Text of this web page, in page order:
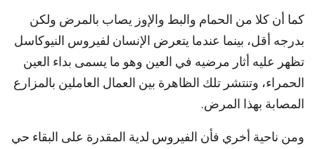
كما أن كلا من الحمام والبط والإوز يصاب بالمرض ولكن
بدرجه أقل، بينما عندما يتعرض الإنسان لفيروس النيوكاسل
تظهر عليه أثار مرضيه في العين وهو ما يسمى بداء العين
الحمراء، وتنتشر تلك الظاهرة بين العمال العاملين بالمزارع
المصابة بهذا المرض.
ومن ناحية أخري فأن الفيروس لدية المقدرة على البقاء حي